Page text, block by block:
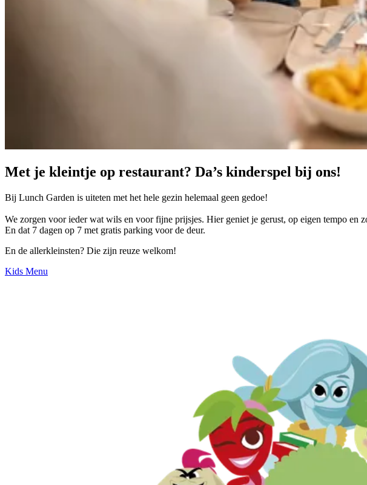
Met je kleintje op restaurant? Da’s kinderspel bij ons!
Bij Lunch Garden is uiteten met het hele gezin helemaal geen gedoe!
We zorgen voor ieder wat wils en voor fijne prijsjes. Hier geniet je gerust, op eigen tempo en
En dat 7 dagen op 7 met gratis parking voor de deur.
En de allerkleinsten? Die zijn reuze welkom!
Kids Menu